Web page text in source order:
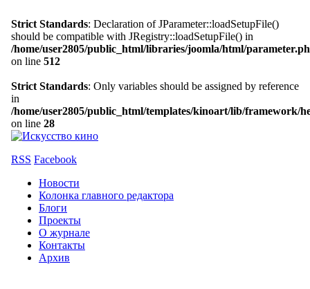
Strict Standards: Declaration of JParameter::loadSetupFile()
should be compatible with JRegistry::loadSetupFile() in
/home/user2805/public_html/libraries/joomla/html/
on line 512
Strict Standards: Only variables should be assigned by reference
in
/home/user2805/public_html/templates/kinoart/lib/framework/
on line 28
RSS Facebook
Новости
Колонка главного редактора
Блоги
Проекты
О журнале
Контакты
Архив